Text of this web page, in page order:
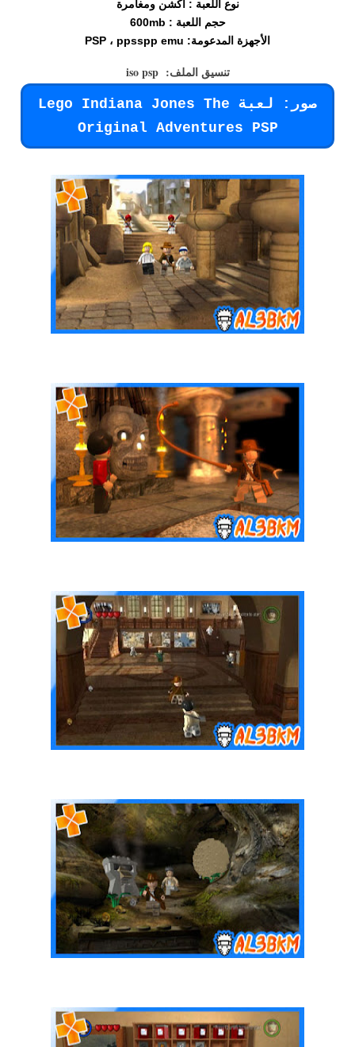
نوع اللعبة : اكشن ومغامرة
حجم اللعبة : 600mb
الأجهزة المدعومة: PSP ، ppsspp emu
تنسيق الملف: iso psp
صور: لعبة Lego Indiana Jones The
Original Adventures PSP